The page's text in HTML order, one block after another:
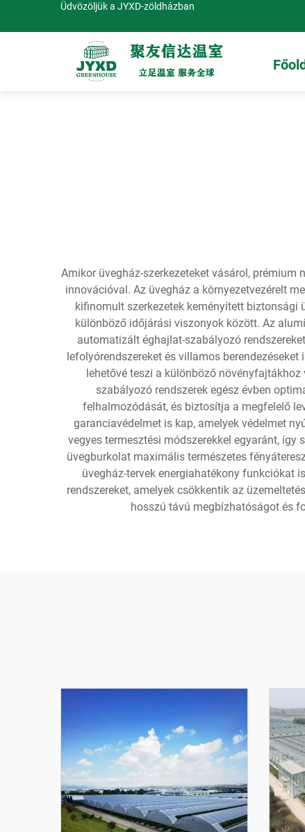
Üdvözöljük a JYXD-zöldházban
Amikor üvegház-szerkezeteket vásárol,
innovációval. Az üvegház a környezetvezérelt
kifinomult szerkezetek keményített
különböző időjárási viszonyok között. Az
automatizált éghajlat-szabályozó
lefolyórendszereket és villamos
lehetővé teszi a különböző
szabályozó rendszerek egész évben
felhalmozódását, és biztosítja a megfelelő
garanciavédelmet is kap, amelyek védelmet
vegyes termesztési módszerekkel egyaránt,
üvegburkolat maximális természetes
üvegház-tervek energiahatékony funkciókat
rendszereket, amelyek csökkentik az
hosszú távú megbízhatóságot és